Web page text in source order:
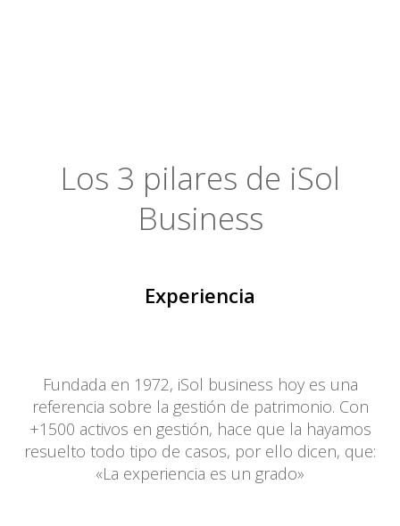
Los 3 pilares de iSol
Business
Experiencia
Fundada en 1972, iSol business hoy es una
referencia sobre la gestión de patrimonio. Con
+1500 activos en gestión, hace que la hayamos
resuelto todo tipo de casos, por ello dicen, que:
«La experiencia es un grado»